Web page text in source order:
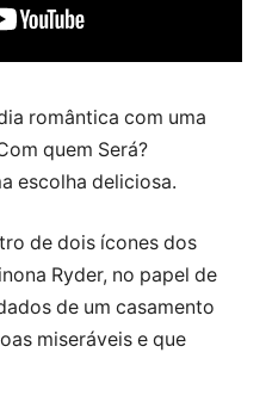
romântica com uma
quem Será?
escolha deliciosa.
de dois ícones dos
Ryder, no papel de
de um casamento
miseráveis e que